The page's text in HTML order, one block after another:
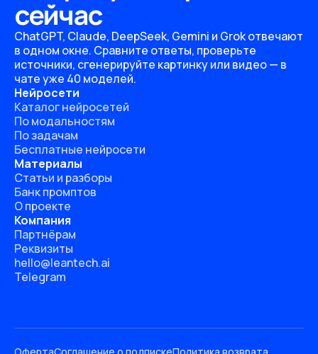
сейчас
ChatGPT, Claude, DeepSeek, Gemini и Grok отвечают
в одном окне. Сравните ответы, проверьте
источники, сгенерируйте картинку или видео — в
чате уже 40 моделей.
Нейросети
Каталог нейросетей
По модальностям
По задачам
Бесплатные нейросети
Материалы
Статьи и разборы
Банк промптов
О проекте
Компания
Партнёрам
Реквизиты
hello@leantech.ai
Telegram